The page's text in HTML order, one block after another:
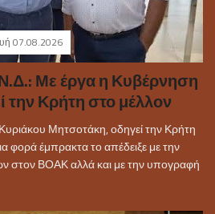
07.08.2026
Με έργα η Κυβέρνηση
την Κρήτη στο μέλλον
Μητσοτάκη, οδηγεί την Κρήτη
φορά έμπρακτα το απέδειξε με την
στον ΒΟΑΚ αλλά και με την υπογραφή